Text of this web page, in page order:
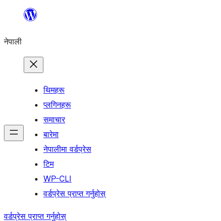
सामग्रीमा
नेपाली
थिमहरू
प्लगिनहरू
समाचार
बारेमा
नेपालीमा वर्डप्रेस
टिम
WP-CLI
वर्डप्रेस प्राप्त गर्नुहोस्
वर्डप्रेस प्राप्त गर्नुहोस्